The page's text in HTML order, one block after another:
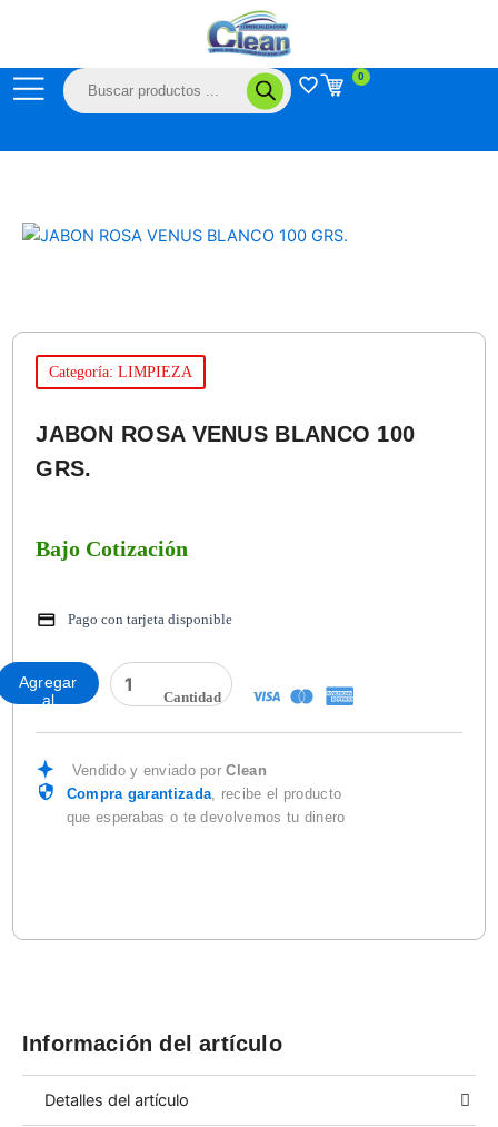
contenido
Búsqueda
de
0
Categoría: LIMPIEZA
JABON ROSA VENUS BLANCO 100
GRS.
Bajo Cotización
Pago con tarjeta disponible
JABON
ROSA
BLANCO
100
GRS.
cantidad
Agregar
al
Vendido y enviado porClean
Compra garantizada , recibe el producto
que esperabas o te devolvemos tu dinero
Información del artículo
Detalles del artículo